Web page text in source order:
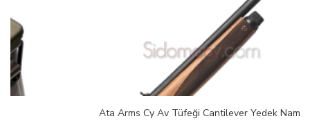
Ata Arms Cy Av Tüfeği Cantilever Yedek Namlu